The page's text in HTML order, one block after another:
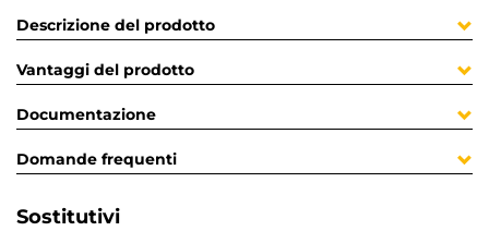
Descrizione del prodotto
Vantaggi del prodotto
Documentazione
Domande frequenti
Sostitutivi